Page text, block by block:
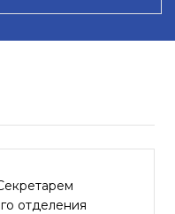
отделения